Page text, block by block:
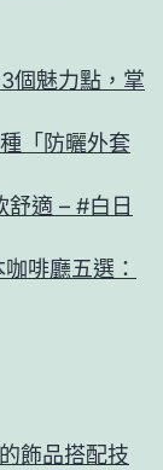
個魅力點，掌
「防曬外套
適 – #白日
啡廳五選：
飾品搭配技